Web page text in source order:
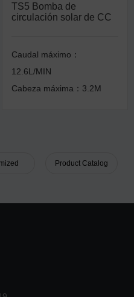
TS5 Bomba de
circulación solar de CC
Caudal máximo：
12.6L/MIN
Cabeza máxima：3.2M
Product Catalog